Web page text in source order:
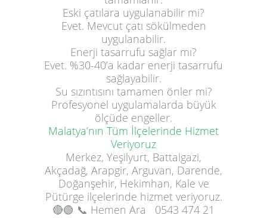
Eski çatılara uygulanabilir mi?
Evet. Mevcut çatı sökülmeden
uygulanabilir.
Enerji tasarrufu sağlar mı?
Evet. %30-40’a kadar enerji tasarrufu
sağlayabilir.
Su sızıntısını tamamen önler mi?
Profesyonel uygulamalarda büyük
ölçüde engeller.
Malatya’nın Tüm İlçelerinde Hizmet
Veriyoruz
Merkez, Yeşilyurt, Battalgazi,
Akçadağ, Arapgir, Arguvan, Darende,
Doğanşehir, Hekimhan, Kale ve
Pütürge ilçelerinde hizmet veriyoruz.
🔴🟢 📞 Hemen Ara
0543 474 21